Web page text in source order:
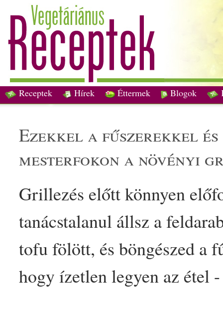
Receptek Hírek Éttermek Blogok
ezekkel a fűszerekkel
mesterfokon a növényi
Grillezés előtt könnyen
tanácstalanul állsz a feld
tofufölött, és böngészed a
hogy ízetlen legyen az étel